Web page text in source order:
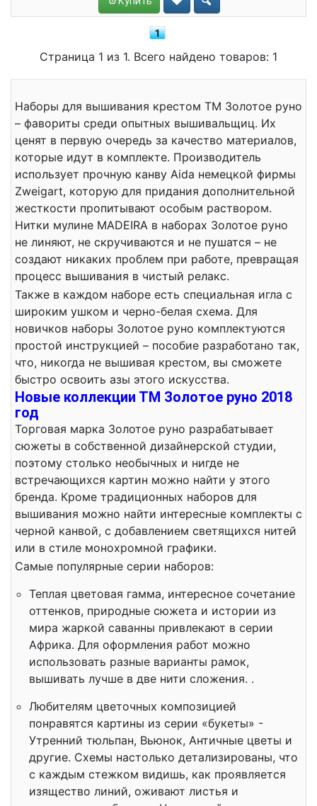
1
Страница 1 из 1. Всего найдено товаров: 1
Наборы для вышивания крестом ТМ Золотое руно
– фавориты среди опытных вышивальщиц. Их
ценят в первую очередь за качество материалов,
которые идут в комплекте. Производитель
использует прочную канву Aida немецкой фирмы
Zweigart, которую для придания дополнительной
жесткости пропитывают особым раствором.
Нитки мулине MADEIRA в наборах Золотое руно
не линяют, не скручиваются и не пушатся – не
создают никаких проблем при работе, превращая
процесс вышивания в чистый релакс.
Также в каждом наборе есть специальная игла с
широким ушком и черно-белая схема. Для
новичков наборы Золотое руно комплектуются
простой инструкцией – пособие разработано так,
что, никогда не вышивая крестом, вы сможете
быстро освоить азы этого искусства.
Новые коллекции ТМ Золотое руно 2018
год
Торговая марка Золотое руно разрабатывает
сюжеты в собственной дизайнерской студии,
поэтому столько необычных и нигде не
встречающихся картин можно найти у этого
бренда. Кроме традиционных наборов для
вышивания можно найти интересные комплекты с
черной канвой, с добавлением светящихся нитей
или в стиле монохромной графики.
Самые популярные серии наборов:
Теплая цветовая гамма, интересное сочетание
оттенков, природные сюжета и истории из
мира жаркой саванны привлекают в серии
Африка. Для оформления работ можно
использовать разные варианты рамок,
вышивать лучше в две нити сложения. .
Любителям цветочных композицией
понравятся картины из серии «букеты» -
Утренний тюльпан, Вьюнок, Античные цветы и
другие. Схемы настолько детализированы, что
с каждым стежком видишь, как проявляется
изящество линий, оживают листья и